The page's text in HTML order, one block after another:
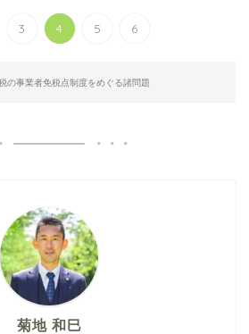
3 4 5 6
の事業者免税点制度をめぐる諸問題
菊地 和巳